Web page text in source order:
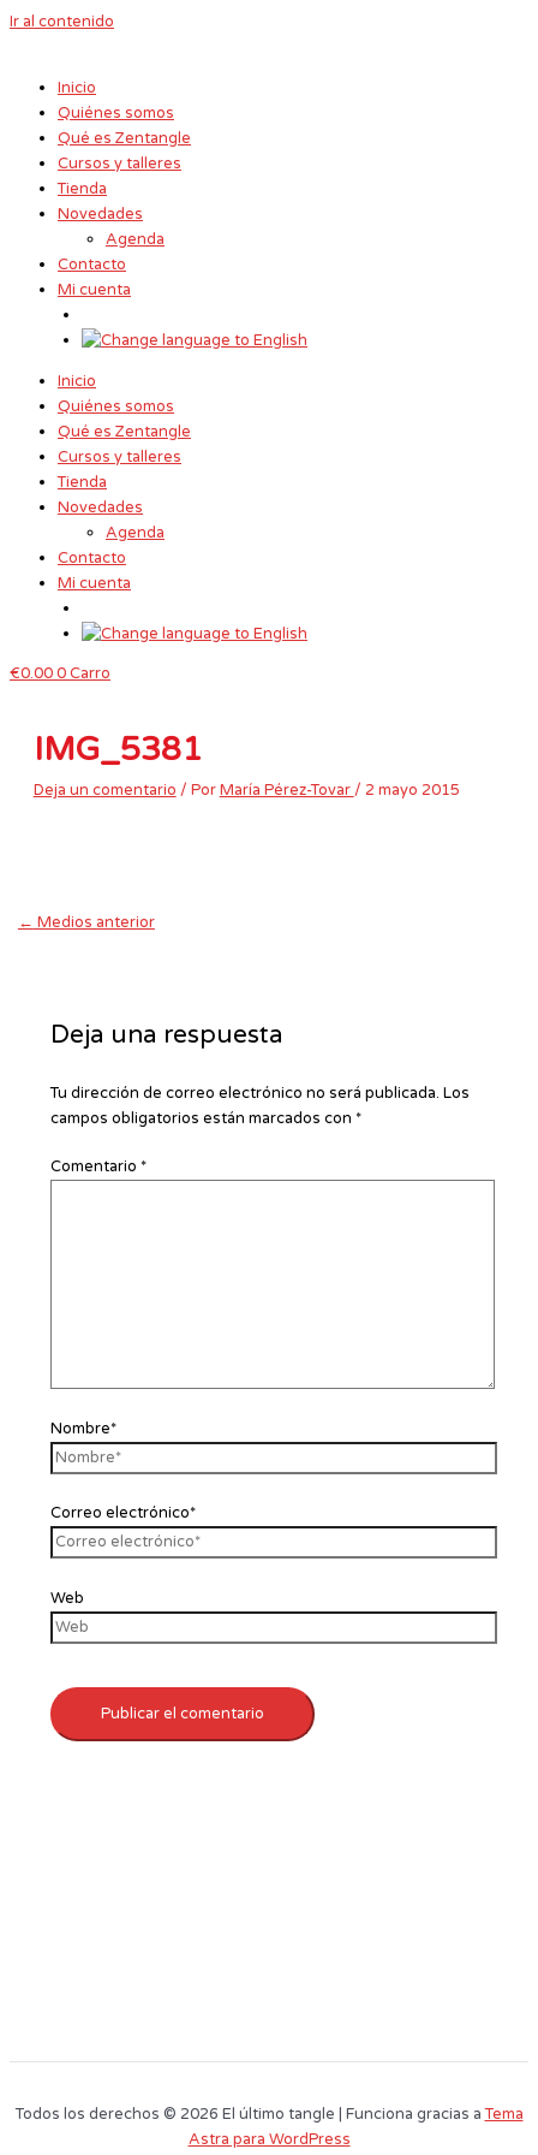
Ir al contenido
Inicio
Quiénes somos
Qué es Zentangle
Cursos y talleres
Tienda
Novedades
Agenda
Contacto
Mi cuenta
Inicio
Quiénes somos
Qué es Zentangle
Cursos y talleres
Tienda
Novedades
Agenda
Contacto
Mi cuenta
€0.000Carro
IMG_5381
Deja un comentario / PorMaría Pérez-Tovar / 2 mayo 2015
← Medios anterior
Deja una respuesta
Tu dirección de correo electrónico no será publicada. Los
campos obligatorios están marcados con *
Comentario *
Nombre*
Correo electrónico*
Web
Todos los derechos © 2026 El último tangle | Funciona gracias aTema
Astra para WordPress